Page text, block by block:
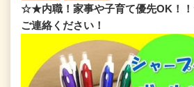
☆★内職！家事や子育て優先OK！
ご連絡ください！